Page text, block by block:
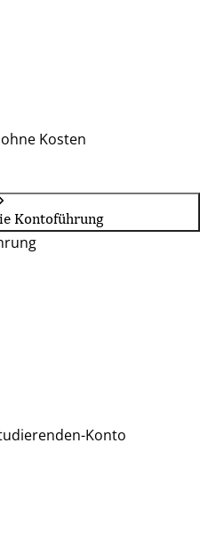
Kosten
Kontoführung
Konto